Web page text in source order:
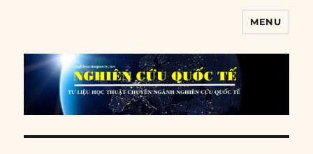
MENU